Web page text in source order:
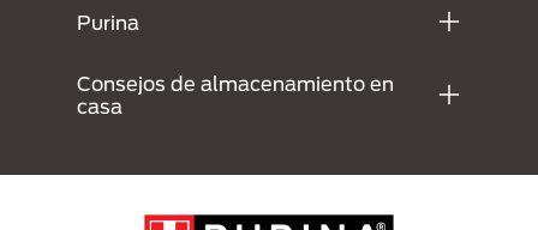
Purina
Consejos de almacenamiento en
casa